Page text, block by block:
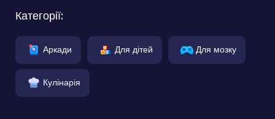
Категорії:
Аркади Для дітей Для мозку
Кулінарія